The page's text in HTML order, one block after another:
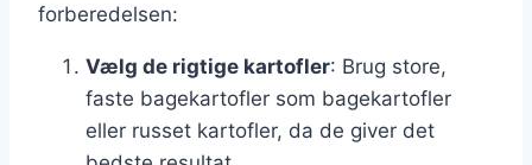
forberedelsen:
Vælg de rigtige kartofler: Brug store,
faste bagekartofler som bagekartofler
eller russet kartofler, da de giver det